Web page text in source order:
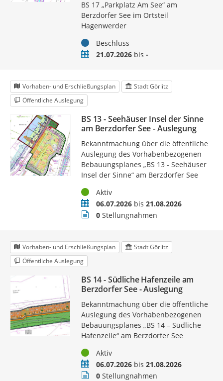
BS 17 „Parkplatz Am See“ am
Berzdorfer See im Ortsteil
Hagenwerder
StatusBeschluss
Zeitraum21.07.2026bis -
Vorhaben- und Erschließungsplan
Stadt Görlitz
Öffentliche Auslegung
BS 13 - Seehäuser Insel der Sinne
am Berzdorfer See - Auslegung
Bekanntmachung über die öffentliche
Auslegung des Vorhabenbezogenen
Bebauungsplanes „BS 13 - Seehäuser
Insel der Sinne“ am Berzdorfer See
StatusAktiv
Zeitraum06.07.2026bis 21.08.2026
Stellungnahmen
0Stellungnahmen
Vorhaben- und Erschließungsplan
Stadt Görlitz
Öffentliche Auslegung
BS 14 - Südliche Hafenzeile am
Berzdorfer See - Auslegung
Bekanntmachung über die öffentliche
Auslegung des Vorhabenbezogenen
Bebauungsplanes „BS 14 – Südliche
Hafenzeile“ am Berzdorfer See
StatusAktiv
Zeitraum06.07.2026bis 21.08.2026
Stellungnahmen
0Stellungnahmen